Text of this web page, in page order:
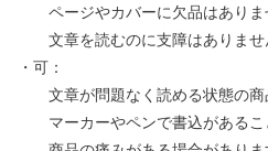
ページやカバーに欠品はありま
文章を読むのに支障はありませ
・可：
文章が問題なく読める状態の商
マーカーやペンで書込があるこ